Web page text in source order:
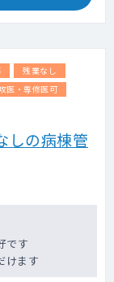
残業なし
医・専修医可
しの病棟管
です
けます